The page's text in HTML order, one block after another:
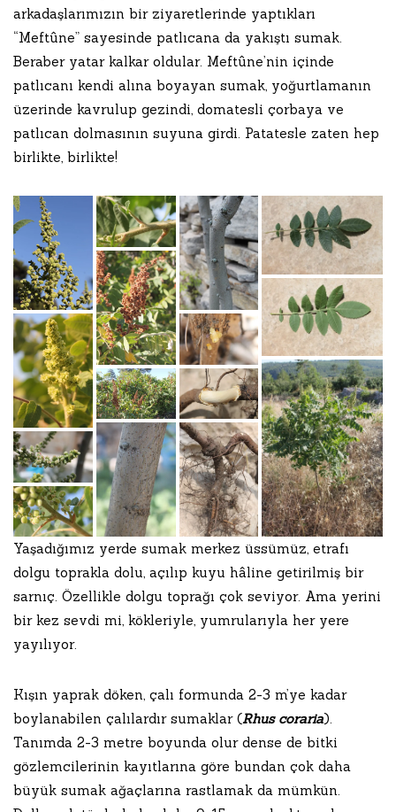
arkadaşlarımızın bir ziyaretlerinde yaptıkları
“Meftûne” sayesinde patlıcana da yakıştı sumak.
Beraber yatar kalkar oldular. Meftûne’nin içinde
patlıcanı kendi alına boyayan sumak, yoğurtlamanın
üzerinde kavrulup gezindi, domatesli çorbaya ve
patlıcan dolmasının suyuna girdi. Patatesle zaten hep
birlikte, birlikte!
Yaşadığımız yerde sumak merkez üssümüz, etrafı
dolgu toprakla dolu, açılıp kuyu hâline getirilmiş bir
sarnıç. Özellikle dolgu toprağı çok seviyor. Ama yerini
bir kez sevdi mi, kökleriyle, yumrularıyla her yere
yayılıyor.
Kışın yaprak döken, çalı formunda 2-3 m’ye kadar
boylanabilen çalılardır sumaklar (Rhus coraria).
Tanımda 2-3 metre boyunda olur dense de bitki
gözlemcilerinin kayıtlarına göre bundan çok daha
büyük sumak ağaçlarına rastlamak da mümkün.